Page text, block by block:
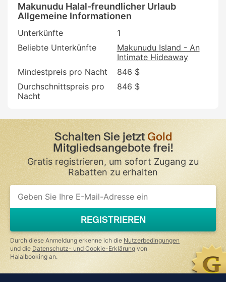
Makunudu Halal-freundlicher Urlaub
Allgemeine Informationen
Unterkünfte
1
Beliebte Unterkünfte
Makunudu Island - An
Intimate Hideaway
Mindestpreis pro Nacht
846 $
Durchschnittspreis pro
Nacht
846 $
Schalten Sie jetzt Gold
Mitgliedsangebote frei!
Gratis registrieren, um sofort Zugang zu
Rabatten zu erhalten
REGISTRIEREN
Durch diese Anmeldung erkenne ich die Nutzerbedingungen
und die Datenschutz- und Cookie-Erklärung von
Halalbooking an.